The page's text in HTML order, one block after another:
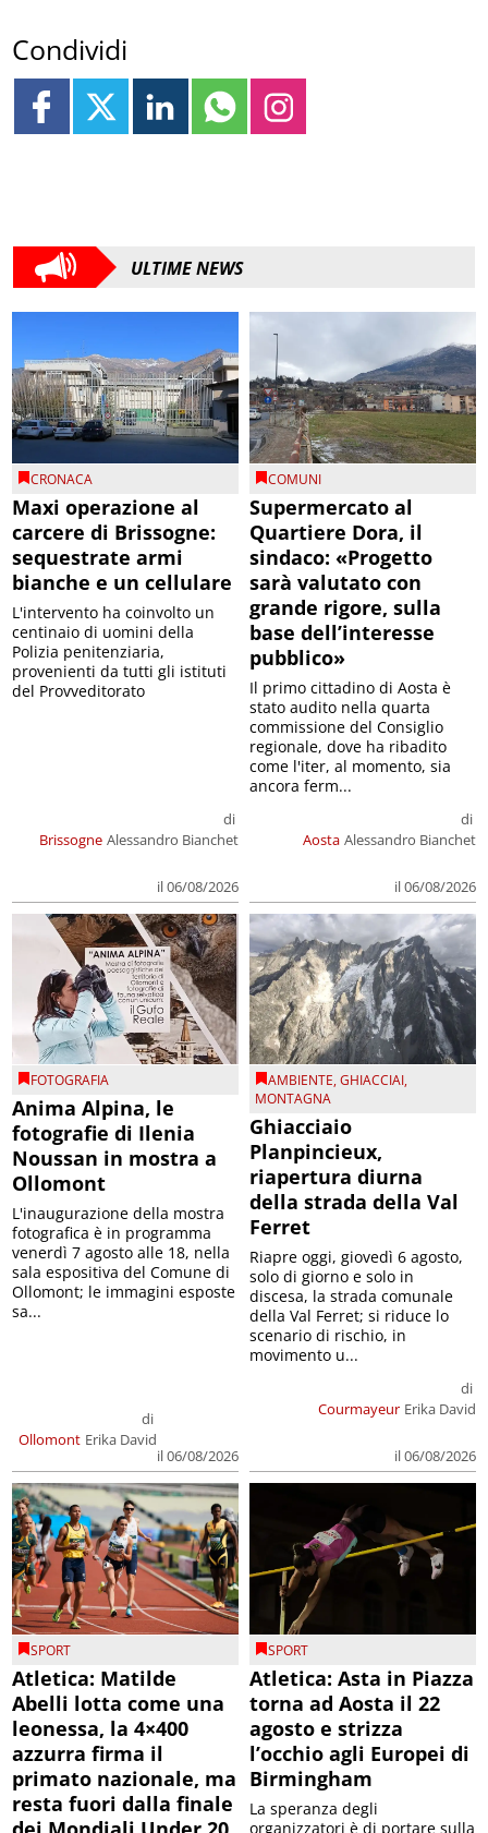
Condividi
ULTIME NEWS
CRONACA
Maxi operazione al
carcere di Brissogne:
sequestrate armi
bianche e un cellulare
Brissogne
di
Alessandro Bianchet
il 06/08/2026
L'intervento ha coinvolto un
centinaio di uomini della
Polizia penitenziaria,
provenienti da tutti gli istituti
del Provveditorato
COMUNI
Supermercato al
Quartiere Dora, il
sindaco: «Progetto
sarà valutato con
grande rigore, sulla
base dell’interesse
pubblico»
Aosta
di
Alessandro Bianchet
il 06/08/2026
Il primo cittadino di Aosta è
stato audito nella quarta
commissione del Consiglio
regionale, dove ha ribadito
come l'iter, al momento, sia
ancora ferm...
FOTOGRAFIA
Anima Alpina, le
fotografie di Ilenia
Noussan in mostra a
Ollomont
Ollomont
di
Erika David
il 06/08/2026
L'inaugurazione della mostra
fotografica è in programma
venerdì 7 agosto alle 18, nella
sala espositiva del Comune di
Ollomont; le immagini esposte
sa...
AMBIENTE,GHIACCIAI,
MONTAGNA
Ghiacciaio
Planpincieux,
riapertura diurna
della strada della Val
Ferret
Courmayeur
di
Erika David
il 06/08/2026
Riapre oggi, giovedì 6 agosto,
solo di giorno e solo in
discesa, la strada comunale
della Val Ferret; si riduce lo
scenario di rischio, in
movimento u...
SPORT
Atletica: Matilde
Abelli lotta come una
leonessa, la 4×400
azzurra firma il
primato nazionale, ma
resta fuori dalla finale
SPORT
Atletica: Asta in Piazza
torna ad Aosta il 22
agosto e strizza
l’occhio agli Europei di
Birmingham
La speranza degli
organizzatori è di portare sulla